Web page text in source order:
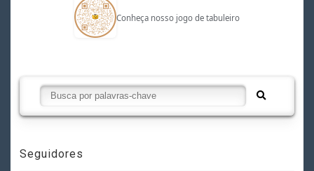
Conheça nosso jogo de tabuleiro
Seguidores